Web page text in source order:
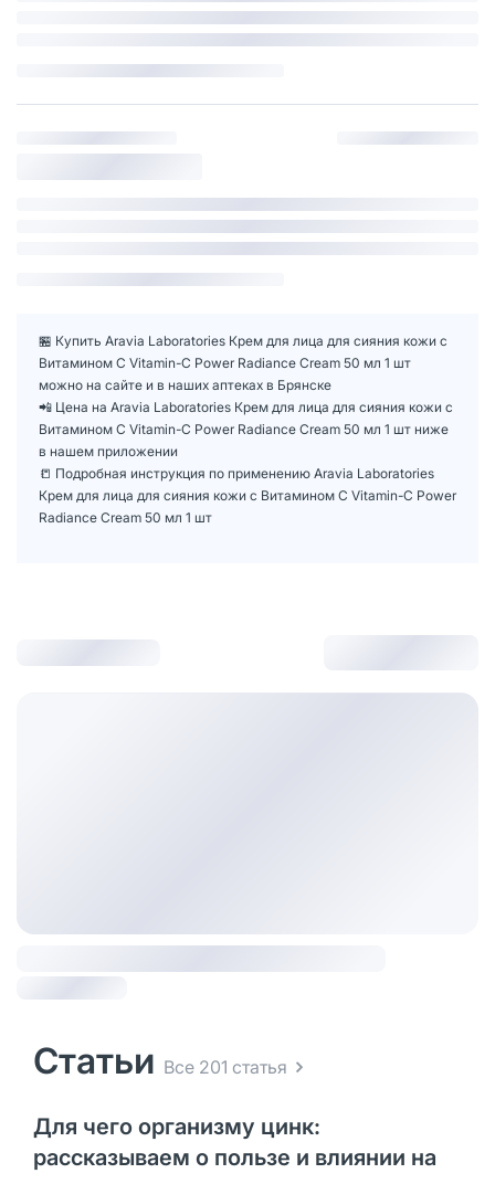
🏪 Купить Aravia Laboratories Крем для лица для сияния кожи с
Витамином С Vitamin-C Power Radiance Cream 50 мл 1 шт
можно на сайте и в наших аптеках в Брянске
📲 Цена на Aravia Laboratories Крем для лица для сияния кожи с
Витамином С Vitamin-C Power Radiance Cream 50 мл 1 шт ниже
в нашем приложении
📒 Подробная инструкция по применению Aravia Laboratories
Крем для лица для сияния кожи с Витамином С Vitamin-C Power
Radiance Cream 50 мл 1 шт
Статьи Все 201 статья
Для чего организму цинк:
рассказываем о пользе и влиянии на